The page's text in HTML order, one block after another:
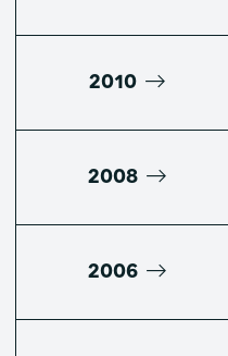
2010
2008
2006